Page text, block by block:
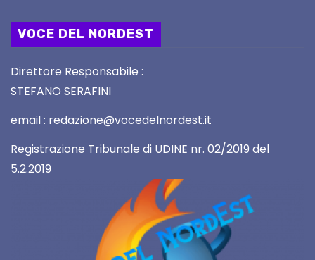
VOCE DEL NORDEST
Direttore Responsabile :
STEFANO SERAFINI
email : redazione@vocedelnordest.it
Registrazione Tribunale di UDINE nr. 02/2019 del
5.2.2019